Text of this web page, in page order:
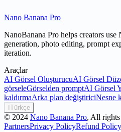
Try Nano Banana
Nano Banana Pro
NanoBanana Pro helps creators
generation, photo editing, prompt
iteration.
Araçlar
AI Görsel OluşturucuAI Görsel
görseleGörselden promptAI Görsel
kaldırmaArka plan değiştiriciNesne
Türkçe
© 2024 Nano Banana Pro, All rights
PartnersPrivacy PolicyRefund Policy